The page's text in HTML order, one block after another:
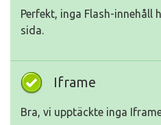
Perfekt, inga Flash-innehåll
sida.
Iframe
Bra, vi upptäckte inga